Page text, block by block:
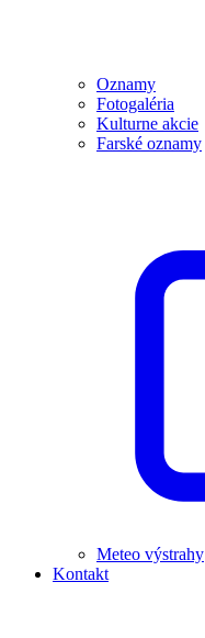
Oznamy
Fotogaléria
Kulturne akcie
Farské oznamy
Meteo výstrahy
Kontakt